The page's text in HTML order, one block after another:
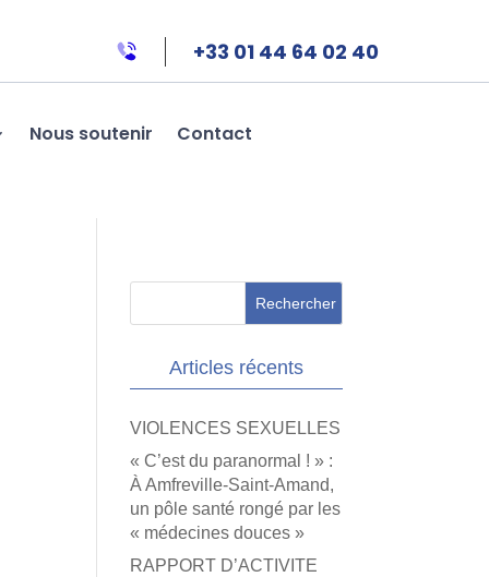
+33 01 44 64 02 40
Nous soutenir Contact
Articles récents
VIOLENCES SEXUELLES
« C’est du paranormal ! » :
À Amfreville-Saint-Amand,
un pôle santé rongé par les
« médecines douces »
RAPPORT D’ACTIVITE